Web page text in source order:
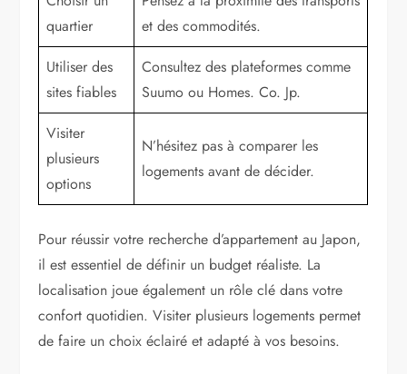
quartier
et des commodités.
Utiliser des
sites fiables
Consultez des plateformes comme
Suumo ou Homes. Co. Jp.
Visiter
plusieurs
options
N’hésitez pas à comparer les
logements avant de décider.
Pour réussir votre recherche d’appartement au Japon,
il est essentiel de définir un budget réaliste. La
localisation joue également un rôle clé dans votre
confort quotidien. Visiter plusieurs logements permet
de faire un choix éclairé et adapté à vos besoins.